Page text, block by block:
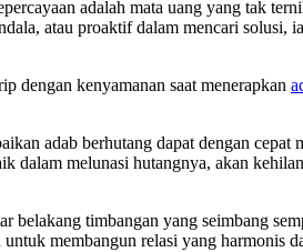
adalah mata uang yang tak
atau proaktif dalam mencari solusi,
dengan kenyamanan saat menerapkan
adab berhutang dapat dengan cepat
dalam melunasi hutangnya, akan
belakang timbangan yang seimbang
membangun relasi yang harmonis